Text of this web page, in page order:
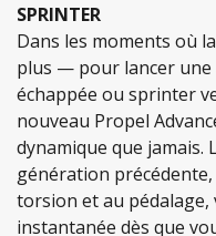
SPRINTER
Dans les moments où
plus — pour lancer
échappée ou sprinter
nouveau Propel
dynamique que jamais.
génération
torsion et au
instantanée dès que